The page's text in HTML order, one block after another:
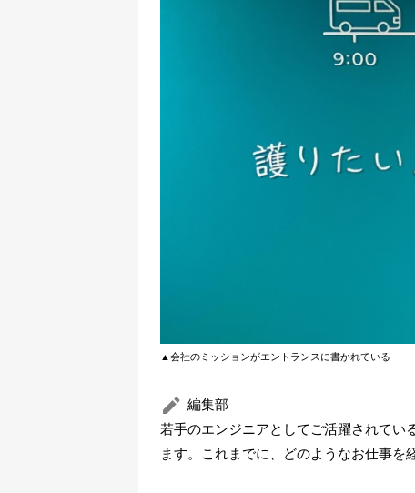
▲会社のミッションがエントランスに書かれている
編集部
若手のエンジニアとしてご活躍されてい
ます。これまでに、どのようなお仕事を